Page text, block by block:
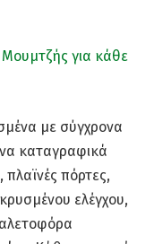
Μουμτζής για κάθε
με σύγχρονα
καταγραφικά
πόρτες,
ελέγχου,